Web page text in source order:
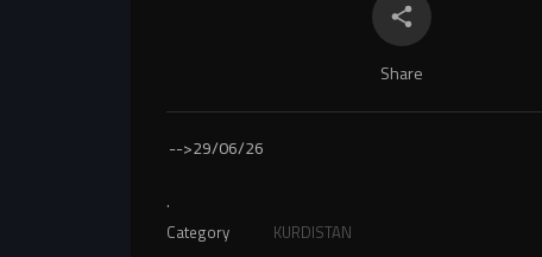
Share
-->29/06/26
.
Category KURDISTAN